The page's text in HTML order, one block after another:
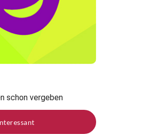
schon vergeben